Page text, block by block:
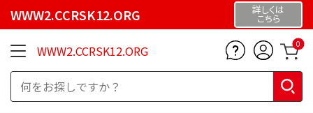
WWW2.CCRSK12.ORG 詳しくは
こちら
WWW2.CCRSK12.ORG 0